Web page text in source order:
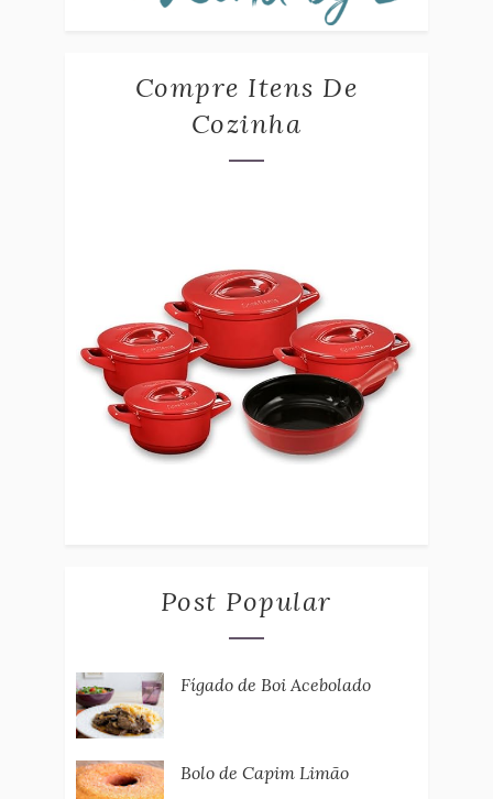
Compre Itens De
Cozinha
Post Popular
Fígado de Boi Acebolado
Bolo de Capim Limão